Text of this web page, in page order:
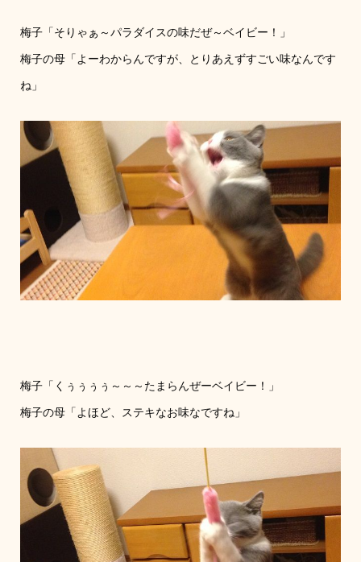
梅子「そりゃぁ～パラダイスの味だぜ～ベイビー！」
梅子の母「よーわからんですが、とりあえずすごい味なんです
ね」
梅子「くぅぅぅぅ～～～たまらんぜーベイビー！」
梅子の母「よほど、ステキなお味なですね」